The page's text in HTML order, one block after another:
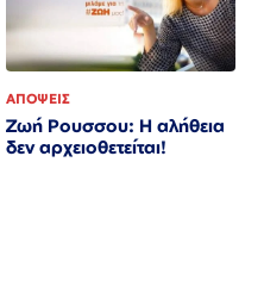
ΑΠΟΨΕΙΣ
Ζωή Ρουσσου: Η αλήθεια
δεν αρχειοθετείται!